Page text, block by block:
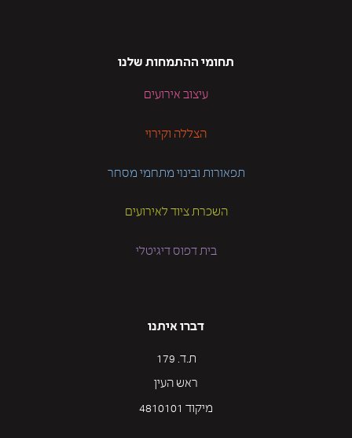
תחומי ההתמחות שלנו
עיצוב אירועים
הצללה וקירוי
תפאורות ובינוי מתחמי מסחר
השכרת ציוד לאירועים
בית דפוס דיגיטלי
דברו איתנו
ת.ד. 179
ראש העין
מיקוד 4810101